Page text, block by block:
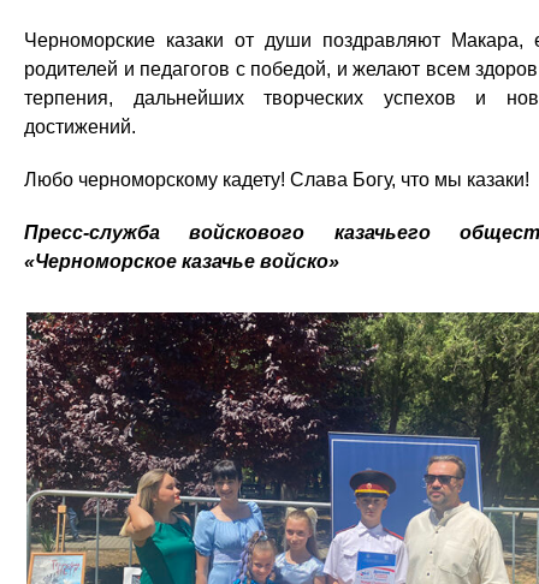
Черноморские казаки от души поздравляют Макара,
родителей и педагогов с победой, и желают всем
терпения, дальнейших творческих успехов и
достижений.
Любо черноморскому кадету! Слава Богу, что мы казаки!
Пресс-служба войскового казачьего
«Черноморское казачье войско»